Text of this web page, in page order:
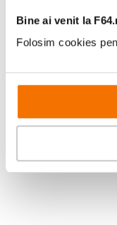
Bine ai venit la
Folosim cookies